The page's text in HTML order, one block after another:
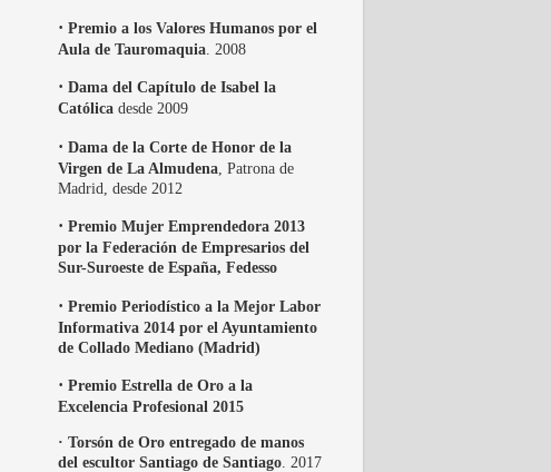
· Premio a los Valores Humanos por el
Aula de Tauromaquia . 2008
· Dama del Capítulo de Isabel la
Católica desde 2009
· Dama de la Corte de Honor de la
Virgen de La Almudena , Patrona de
Madrid, desde 2012
· Premio Mujer Emprendedora 2013
por la Federación de Empresarios del
Sur-Suroeste de España, Fedesso
· Premio Periodístico a la Mejor Labor
Informativa 2014 por el Ayuntamiento
de Collado Mediano (Madrid)
· Premio Estrella de Oro a la
Excelencia Profesional 2015
· Torsón de Oro entregado de manos
del escultor Santiago de Santiago . 2017